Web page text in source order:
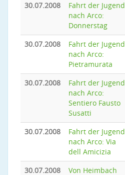
30.07.2008
Fahrt der Jugend
nach Arco:
Donnerstag
30.07.2008
Fahrt der Jugend
nach Arco:
Pietramurata
30.07.2008
Fahrt der Jugend
nach Arco:
Sentiero Fausto
Susatti
30.07.2008
Fahrt der Jugend
nach Arco: Via
dell Amicizia
30.07.2008
Von Heimbach